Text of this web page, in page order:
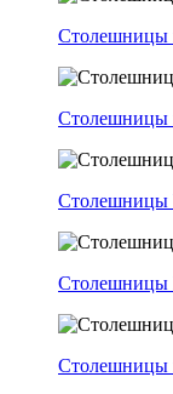
Столешницы
Столешницы
Столешницы
Столешницы